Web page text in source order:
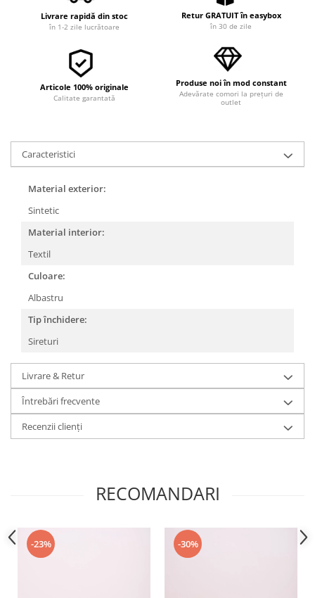
Livrare rapidă din stoc
în 1-2 zile lucrătoare
Retur GRATUIT în easybox
în 30 de zile
Articole 100% originale
Calitate garantată
Produse noi în mod constant
Adevărate comori la prețuri de
outlet
Caracteristici
Material exterior:
Sintetic
Material interior:
Textil
Culoare:
Albastru
Tip închidere:
Sireturi
Livrare & Retur
Întrebări frecvente
Recenzii clienți
RECOMANDARI
-23% -30%